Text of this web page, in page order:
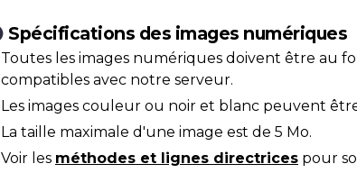
Spécifications des images numériques
Toutes les images numériques doivent être au
compatibles avec notre serveur.
Les images couleur ou noir et blanc peuvent
La taille maximale d'une image est de 5 Mo.
Voir les méthodes et lignes directrices pour